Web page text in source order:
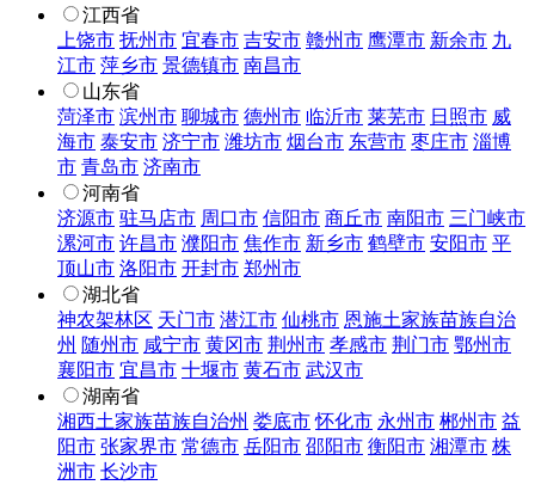
江西省
上饶市 抚州市 宜春市 吉安市 赣州市 鹰潭市 新余市 九
江市 萍乡市 景德镇市 南昌市
山东省
菏泽市 滨州市 聊城市 德州市 临沂市 莱芜市 日照市 威
海市 泰安市 济宁市 潍坊市 烟台市 东营市 枣庄市 淄博
市 青岛市 济南市
河南省
济源市 驻马店市 周口市 信阳市 商丘市 南阳市 三门峡市
漯河市 许昌市 濮阳市 焦作市 新乡市 鹤壁市 安阳市 平
顶山市 洛阳市 开封市 郑州市
湖北省
神农架林区 天门市 潜江市 仙桃市 恩施土家族苗族自治
州 随州市 咸宁市 黄冈市 荆州市 孝感市 荆门市 鄂州市
襄阳市 宜昌市 十堰市 黄石市 武汉市
湖南省
湘西土家族苗族自治州 娄底市 怀化市 永州市 郴州市 益
阳市 张家界市 常德市 岳阳市 邵阳市 衡阳市 湘潭市 株
洲市 长沙市